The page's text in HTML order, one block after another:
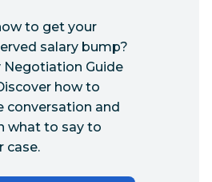
to get your
salary bump?
Negotiation Guide
how to
conversation and
what to say to
case.